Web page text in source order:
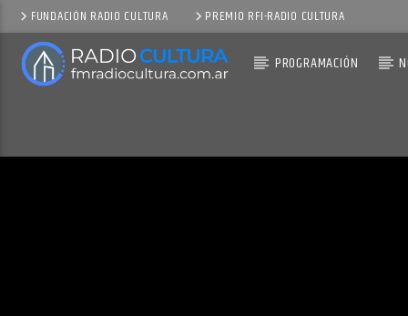
FUNDACIÓN RADIO CULTURA PREMIO RFI-RADIO CULTURA
PROGRAMACIÓN